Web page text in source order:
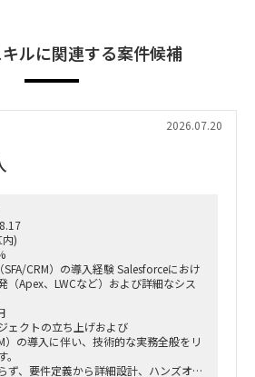
ルに関連する案件候補
2026.07.20
)
CRM）の導入経験 Salesforceにおけ
（Apex、LWCなど）および詳細なシス
ェクトの立ち上げおよび
）の導入に伴い、技術的な実務全般をリ
ず、要件定義から詳細設計、ハンズオン